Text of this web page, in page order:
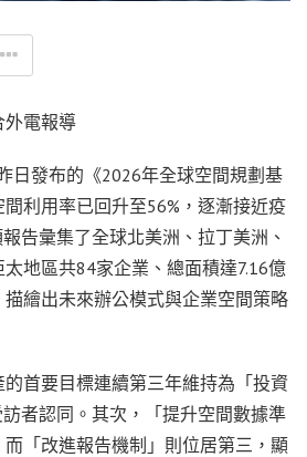
外電報導
日發布的《2026年全球空間規劃基
利用率已回升至56%，逐漸接近疫
告彙集了全球北美洲、拉丁美洲、
地區共84家企業、總面積達7.16億
繪出未來辦公模式與企業空間策略
首要目標連續第三年維持為「投資
者認同。其次，「提升空間數據準
「改進報告機制」則位居第三，顯